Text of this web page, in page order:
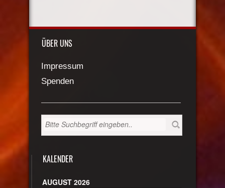
ÜBER UNS
Impressum
Spenden
KALENDER
AUGUST 2026